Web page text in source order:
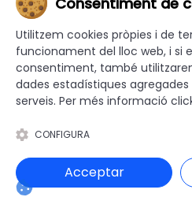
Altres Canals
canalandorra.ad
© 2012-2026 Ajuntaments de
Avís Legal |
Política de Cookies
Utilitzem cookies pròpies i de
funcionament del lloc web, i si
consentiment, també
dades estadístiques
serveis. Per més informació
CONFIGURA
Acceptar